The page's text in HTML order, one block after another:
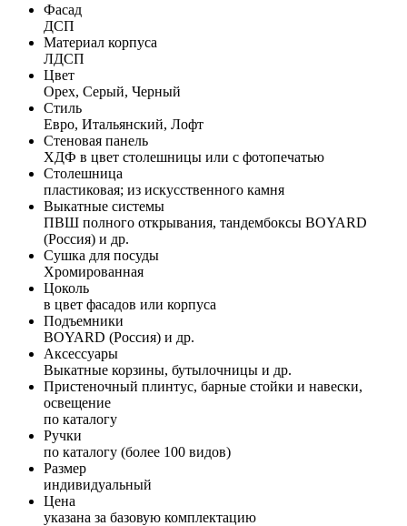
Фасад
ДСП
Материал корпуса
ЛДСП
Цвет
Орех, Серый, Черный
Стиль
Евро, Итальянский, Лофт
Стеновая панель
ХДФ в цвет столешницы или с фотопечатью
Столешница
пластиковая; из искусственного камня
Выкатные системы
ПВШ полного открывания, тандембоксы BOYARD
(Россия) и др.
Сушка для посуды
Хромированная
Цоколь
в цвет фасадов или корпуса
Подъемники
BOYARD (Россия) и др.
Аксессуары
Выкатные корзины, бутылочницы и др.
Пристеночный плинтус, барные стойки и навески,
освещение
по каталогу
Ручки
по каталогу (более 100 видов)
Размер
индивидуальный
Цена
указана за базовую комплектацию